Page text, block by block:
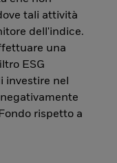
tali attività
dell'indice.
una
ESG
investire nel
rispetto a